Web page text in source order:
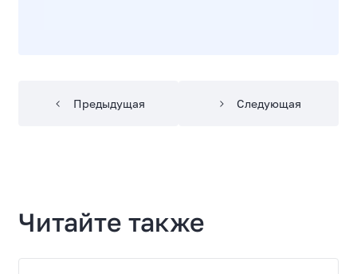
Предыдущая Следующая
Читайте также